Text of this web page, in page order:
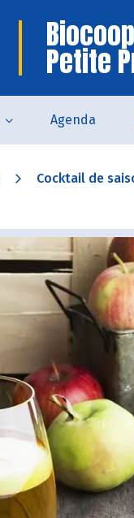
Petite
Agenda
Cocktail de